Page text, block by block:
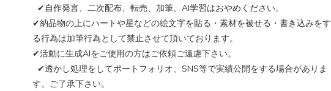
✔︎自作発言、二次配布、転売、加筆、AI学習はおやめください。
✔︎納品物の上にハートや星などの絵文字を貼る・素材を被せる・書き込みをす
る行為は加筆行為として禁止させて頂いております。
✔︎活動に生成AIをご使用の方はご依頼ご遠慮下さい。
✔︎透かし処理をしてポートフォリオ、SNS等で実績公開をする場合がありま
す。ご了承下さい。